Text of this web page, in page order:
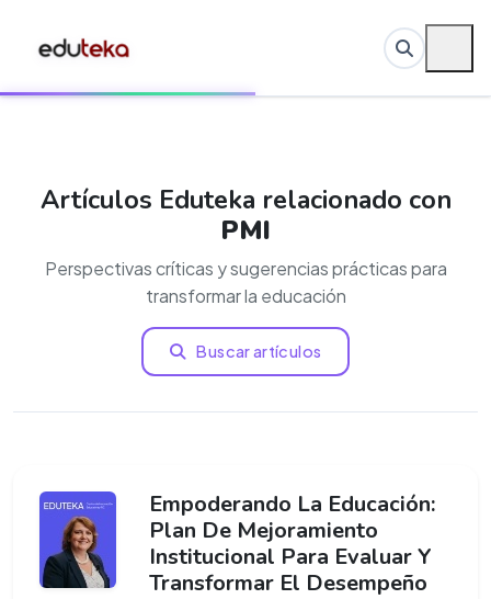
Artículos Eduteka relacionado con
PMI
Perspectivas críticas y sugerencias prácticas para
transformar la educación
Buscar artículos
Empoderando La Educación:
Plan De Mejoramiento
Institucional Para Evaluar Y
Transformar El Desempeño